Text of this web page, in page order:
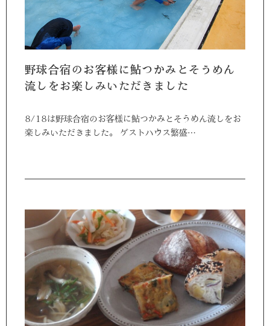
野球合宿のお客様に鮎つかみとそうめん
流しをお楽しみいただきました
8/18は野球合宿のお客様に鮎つかみとそうめん流しをお
楽しみいただきました。 ゲストハウス繁盛…